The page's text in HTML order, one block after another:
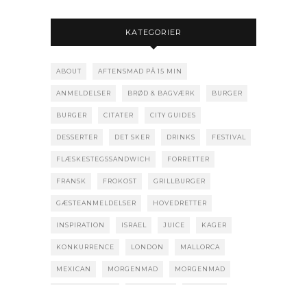
KATEGORIER
ABOUT AFTENSMAD PÅ 15 MIN
ANMELDELSER BRØD & BAGVÆRK BURGER
BURGER CITATER CITY GUIDES
DESSERTER DET SKER DRINKS FESTIVAL
FLÆSKESTEGSSANDWICH FORRETTER
FRANSK FROKOST GRILLBURGER
GÆSTEANMELDELSER HOVEDRETTER
INSPIRATION ISRAEL JUICE KAGER
KONKURRENCE LONDON MALLORCA
MEXICAN MORGENMAD MORGENMAD